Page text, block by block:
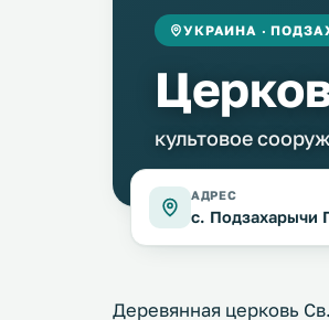
УКРАИНА ·
культовое
АДРЕС
с. Подзахарычи
Деревянная церковь